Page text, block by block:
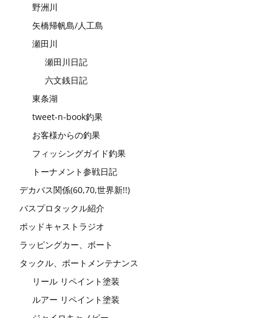
野洲川
矢橋帰帆島/人工島
瀬田川
瀬田川日記
六文銭日記
東条湖
tweet-n-book釣果
お客様からの釣果
フィッシングガイド釣果
トーナメント参戦日記
デカバス関係(60,70,世界新!!)
バスプロタックル紹介
ポッドキャストラジオ
ラッピングカー、ボート
タックル、ボートメンテナンス
リール リペイント塗装
ルアー リペイント塗装